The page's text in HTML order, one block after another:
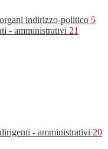
indirizzo-politico 5
- amministrativi 21
- amministrativi 20